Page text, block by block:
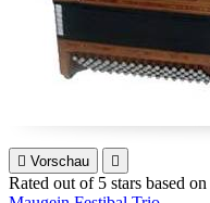
 Vorschau 
Rated out of 5 stars based on